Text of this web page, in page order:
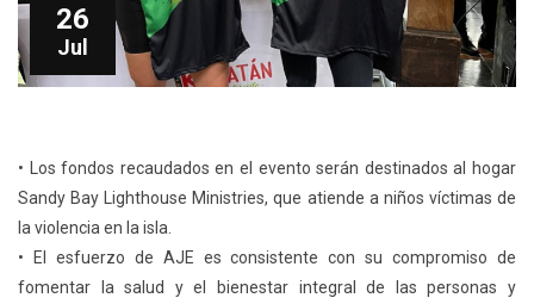
26
Jul
• os fondos recaudados en el evento serán destinadosal
hogar
Sandy Bay Lighthouse Ministries, que atiende a niños víctimas de
la violencia en la isla.
•
El esfuerzo de AJE es consistente con su compromiso de
fomentar la salud y el bienestar integral de las personas y